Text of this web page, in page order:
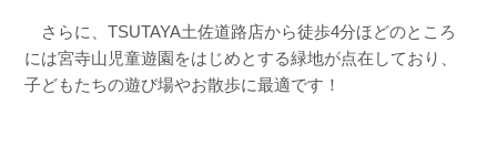
さらに、TSUTAYA土佐道路店から徒歩4分ほどのところ
には宮寺山児童遊園をはじめとする緑地が点在しており、
子どもたちの遊び場やお散歩に最適です！